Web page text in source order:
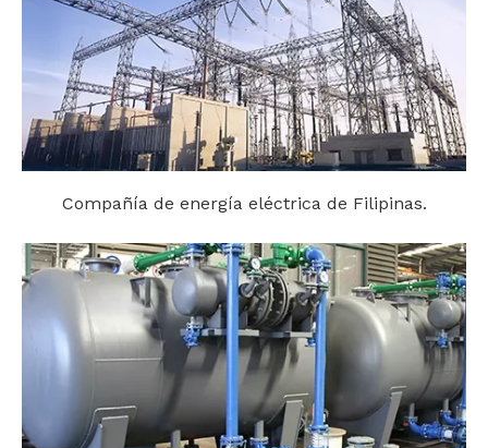
Compañía de energía eléctrica de Filipinas.